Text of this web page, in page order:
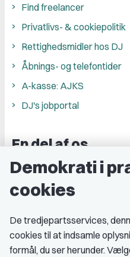
Find freelancer
Privatlivs- & cookiepolitik
Rettighedsmidler hos DJ
Åbnings- og telefontider
A-kasse: AJKS
DJ's jobportal
En del af os
Grupper og kredse
Studenterorganisationer
Medlemskab
Demokrati i
cookies
De tredjepartsservices,
cookies til at indsamle
formål, du ser herunder.